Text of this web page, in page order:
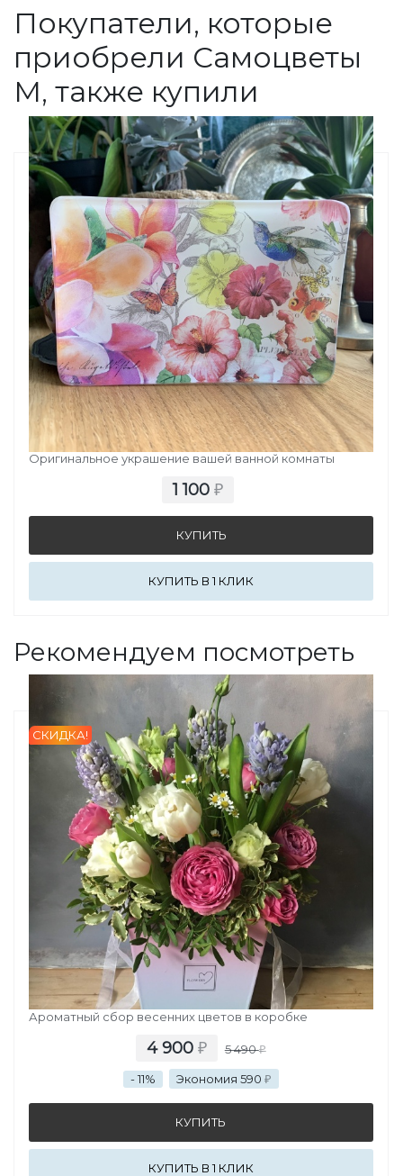
Покупатели, которые
приобрели Самоцветы
M, также купили
СТЕКЛЯННАЯ МЫЛЬНИЦА ПАРАДАЙС
Оригинальное украшение вашей ванной комнаты
1 100 ₽
КУПИТЬ В 1 КЛИК
Рекомендуем посмотреть
ВЕСЕННИЙ ЛЕС
Ароматный сбор весенних цветов в коробке
4 900 ₽ 5 490₽
- 11% Экономия 590 ₽
КУПИТЬ В 1 КЛИК
СКИДКА!